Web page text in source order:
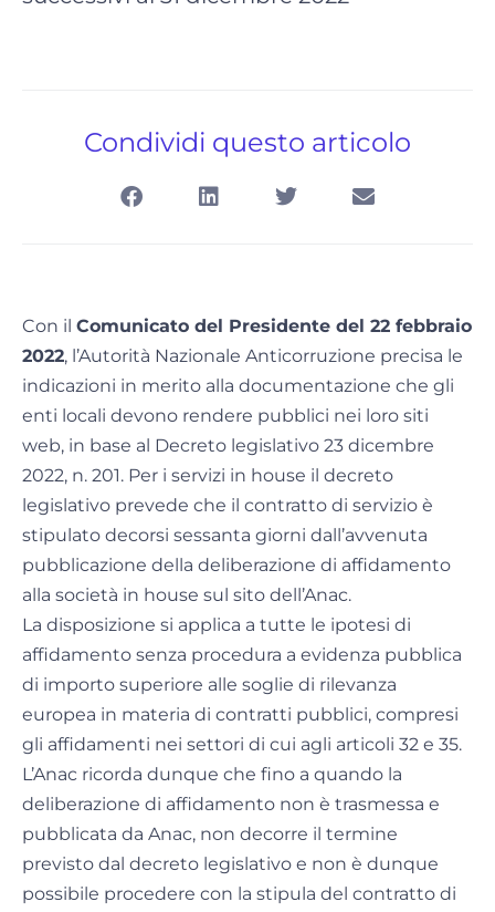
Condividi questo articolo
Con il Comunicato del Presidente del 22 febbraio
2022, l’Autorità Nazionale Anticorruzione precisa le
indicazioni in merito alla documentazione che gli
enti locali devono rendere pubblici nei loro siti
web, in base al Decreto legislativo 23 dicembre
2022, n. 201. Per i servizi in house il decreto
legislativo prevede che il contratto di servizio è
stipulato decorsi sessanta giorni dall’avvenuta
pubblicazione della deliberazione di affidamento
alla società in house sul sito dell’Anac.
La disposizione si applica a tutte le ipotesi di
affidamento senza procedura a evidenza pubblica
di importo superiore alle soglie di rilevanza
europea in materia di contratti pubblici, compresi
gli affidamenti nei settori di cui agli articoli 32 e 35.
L’Anac ricorda dunque che fino a quando la
deliberazione di affidamento non è trasmessa e
pubblicata da Anac, non decorre il termine
previsto dal decreto legislativo e non è dunque
possibile procedere con la stipula del contratto di